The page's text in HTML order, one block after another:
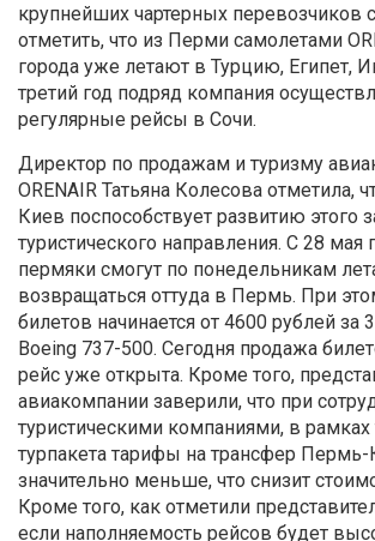
крупнейших чартерных перевозчиков
отметить, что из Перми самолетами
города уже летают в Турцию, Египет,
третий год подряд компания
регулярные рейсы в Сочи.
Директор по продажам и туризму
ORENAIR Татьяна Колесова отметила,
Киев поспособствует развитию этого
туристического направления. С 28 мая
пермяки смогут по понедельникам
возвращаться оттуда в Пермь. При
билетов начинается от 4600 рублей за
Boeing 737-500. Сегодня продажа
рейс уже открыта. Кроме того,
авиакомпании заверили, что при
туристическими компаниями, в рамках
турпакета тарифы на трансфер Пермь-
значительно меньше, что снизит
Кроме того, как отметили
если наполняемость рейсов будет